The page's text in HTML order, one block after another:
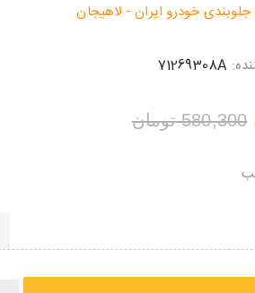
خودرو ایران - لاهیجان
71269308A
580,300 تومان